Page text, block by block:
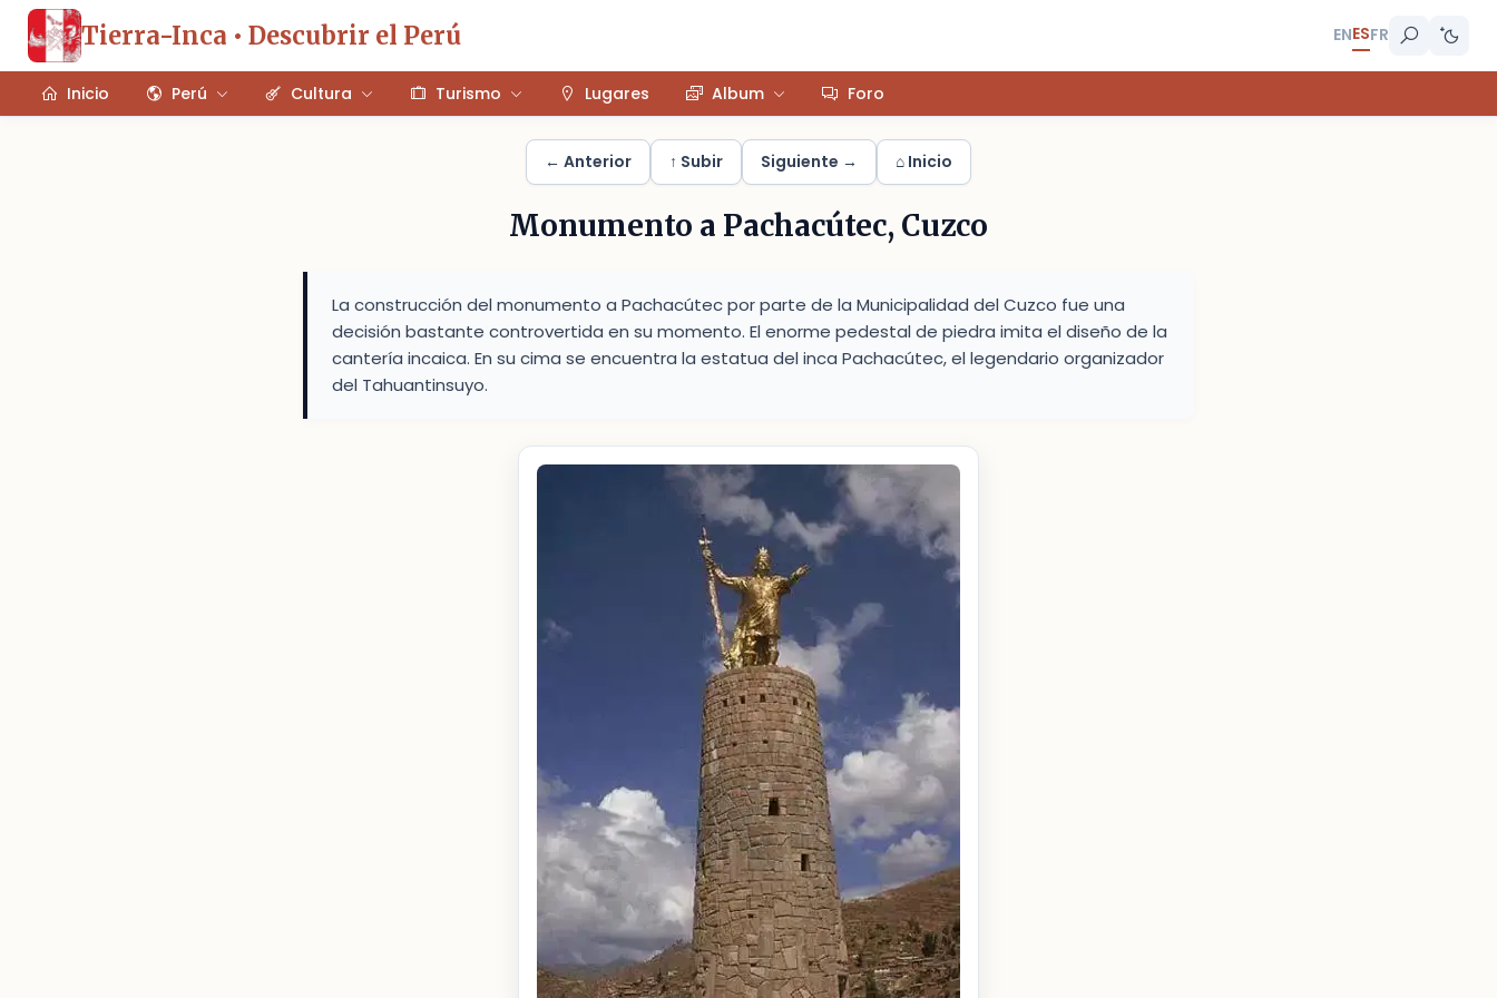
Tierra-Inca • Descubrir el Perú ENESFR
Inicio Perú Cultura Turismo Lugares Album Foro
← Anterior ↑ Subir Siguiente → ⌂ Inicio
Monumento a Pachacútec, Cuzco
La construcción del monumento a Pachacútec por parte de la Municipalidad del Cuzco fue una
decisión bastante controvertida en su momento. El enorme pedestal de piedra imita el diseño de la
cantería incaica. En su cima se encuentra la estatua del inca Pachacútec, el legendario organizador
del Tahuantinsuyo.